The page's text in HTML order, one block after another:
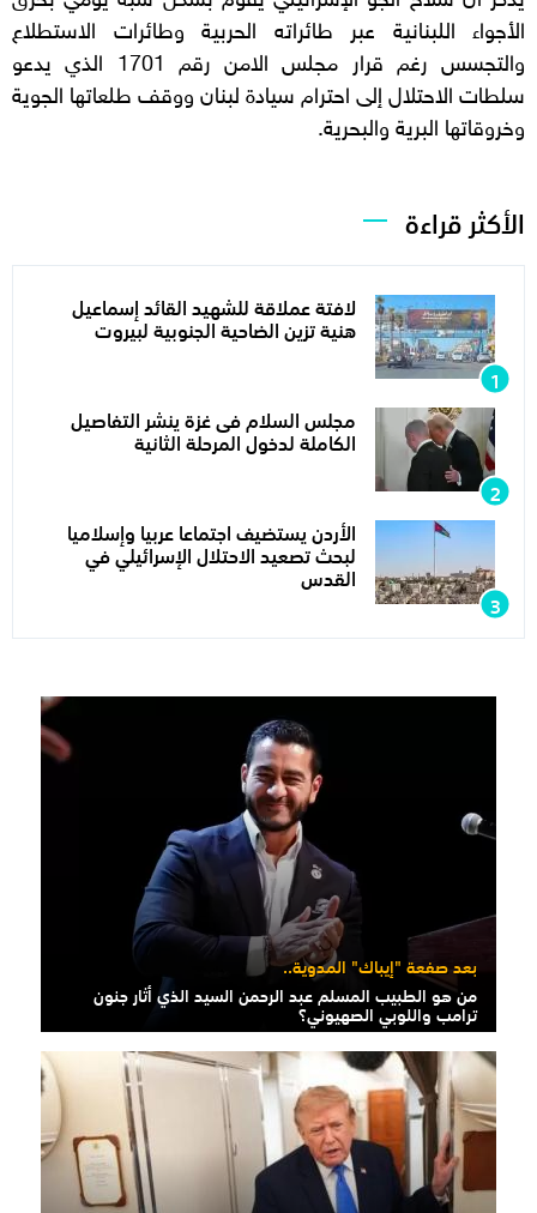
الأجواء اللبنانية عبر طائراته الحربية وطائرات الاستطلاع
والتجسس رغم قرار مجلس الامن رقم 1701 الذي يدعو
سلطات الاحتلال إلى احترام سيادة لبنان ووقف طلعاتها الجوية
وخروقاتها البرية والبحرية.
الأكثر قراءة
لافتة عملاقة للشهيد القائد إسماعيل
هنية تزين الضاحية الجنوبية لبيروت
مجلس السلام فى غزة ينشر التفاصيل
الكاملة لدخول المرحلة الثانية
الأردن يستضيف اجتماعا عربيا وإسلاميا
لبحث تصعيد الاحتلال الإسرائيلي في
القدس
بعد صفعة "إيباك" المدوية..
من هو الطبيب المسلم عبد الرحمن السيد الذي أثار جنون
ترامب واللوبي الصهيوني؟